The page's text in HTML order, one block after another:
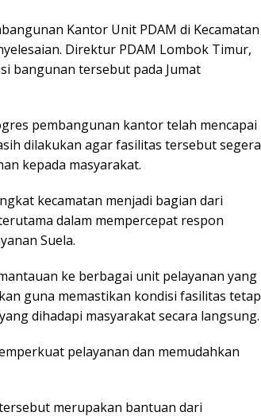
Kantor Unit PDAM di Kecamatan
Direktur PDAM Lombok Timur,
bangunan tersebut pada Jumat
pembangunan kantor telah mencapai
dilakukan agar fasilitas tersebut segera
kepada masyarakat.
kecamatan menjadi bagian dari
dalam mempercepat respon
Suela.
ke berbagai unit pelayanan yang
guna memastikan kondisi fasilitas tetap
dihadapi masyarakat secara langsung.
pelayanan dan memudahkan
merupakan bantuan dari